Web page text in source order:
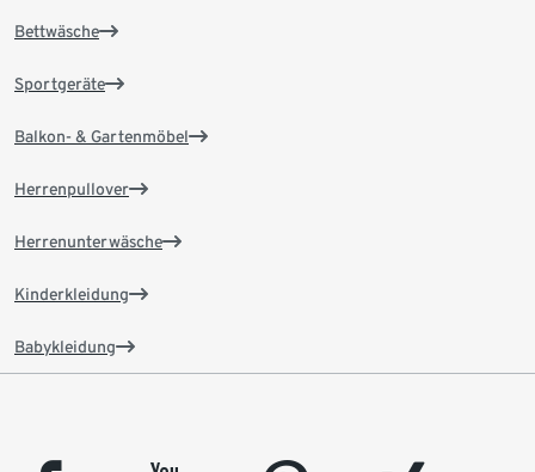
Bettwäsche
Sportgeräte
Balkon- & Gartenmöbel
Herrenpullover
Herrenunterwäsche
Kinderkleidung
Babykleidung